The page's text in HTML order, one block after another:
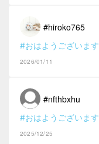
#hiroko765
#おはようございます
2026/01/11
#nfthbxhu
#おはようございます
2025/12/25